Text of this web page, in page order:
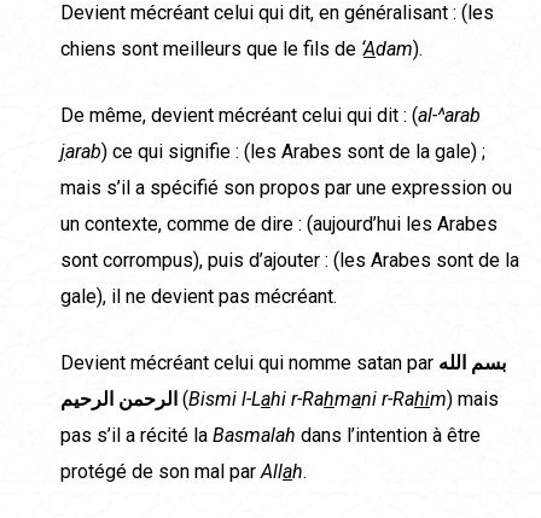
Devient mécréant celui qui dit, en généralisant : (les
chiens sont meilleurs que le fils de ‘Adam).
De même, devient mécréant celui qui dit : (al-^arab
jarab) ce qui signifie : (les Arabes sont de la gale) ;
mais s’il a spécifié son propos par une expression ou
un contexte, comme de dire : (aujourd’hui les Arabes
sont corrompus), puis d’ajouter : (les Arabes sont de la
gale), il ne devient pas mécréant.
Devient mécréant celui qui nomme satan par بسم الله
الرحمن الرحيم (Bismi l-Lahi r-Rahmani r-Rahim) mais
pas s’il a récité la Basmalah dans l’intention à être
protégé de son mal parAllah.